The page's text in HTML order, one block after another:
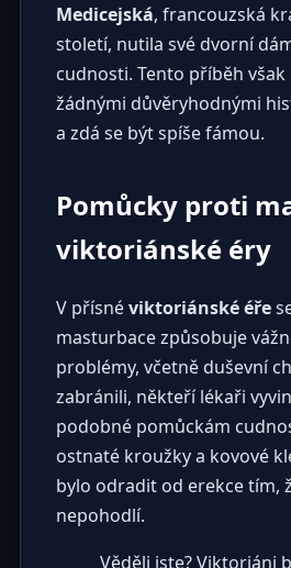
Medicejská, francouzská
století, nutila své dvorní
cudnosti. Tento příběh
žádnými důvěryhodnými
a zdá se být spíše fámou.
Pomůcky proti
viktoriánské éry
V přísnéviktoriánské éře
masturbace způsobuje
problémy, včetně duševní
zabránili, někteří lékaři
podobné pomůckám
ostnaté kroužky a kovové
bylo odradit od erekce tím,
nepohodlí.
Věděli jste? Viktoriáni